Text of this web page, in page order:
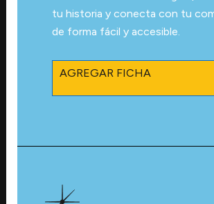
tu historia y conecta con tu
de forma fácil y accesible.
AGREGAR FICHA